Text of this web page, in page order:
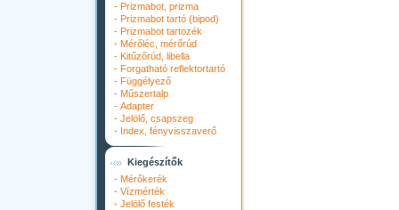
- Prizmabot, prizma
- Prizmabot tartó (bipod)
- Prizmabot tartozék
- Mérőléc, mérőrúd
- Kitűzőrúd, libella
- Forgatható reflektortartó
- Függélyező
- Műszertalp
- Adapter
- Jelölő, csapszeg
- Index, fényvisszaverő
Kiegészítők
- Mérőkerék
- Vízmérték
- Jelölő festék